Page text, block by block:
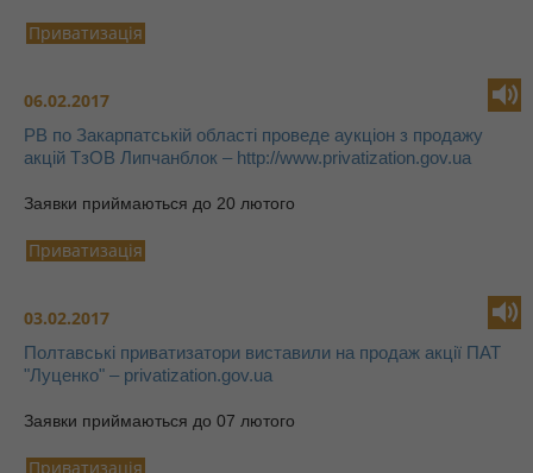
Приватизація
06.02.2017
РВ по Закарпатській області проведе аукціон з продажу
акцій ТзОВ Липчанблок – http://www.privatization.gov.ua
Заявки приймаються до 20 лютого
Приватизація
03.02.2017
Полтавські приватизатори виставили на продаж акції ПАТ
"Луценко" – privatization.gov.ua
Заявки приймаються до 07 лютого
Приватизація